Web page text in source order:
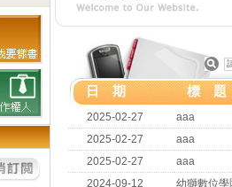
日 期 標 題
2025-02-27
aaa
2025-02-27
aaa
2025-02-27
aaa
2024-09-12
幼獅數位